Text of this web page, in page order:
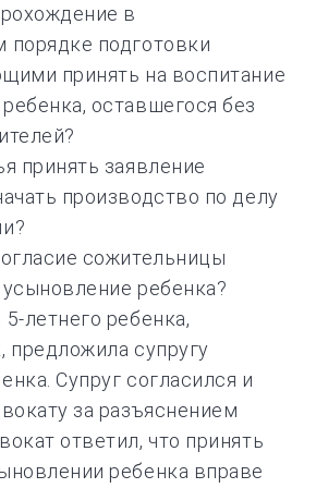
в
порядке подготовки
принять на воспитание
оставшегося без
принять заявление
производство по делу
сожительницы
ребенка?
летнего ребенка,
предложила супругу
Супруг согласился и
за разъяснением
ответил, что принять
ребенка вправе